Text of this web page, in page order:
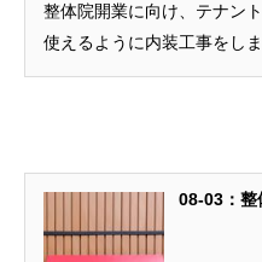
整体院開業に向け、テナン
使えるように内装工事をし
08-03：整